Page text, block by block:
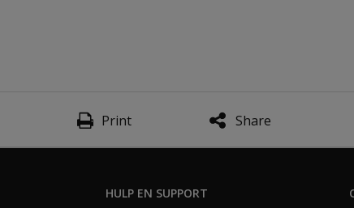
Print Share
HULP EN SUPPORT